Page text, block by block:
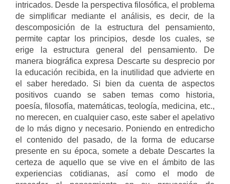
intricados. Desde la perspectiva filosófica, el problema
de simplificar mediante el análisis, es decir, de la
descomposición de la estructura del pensamiento,
permite captar los principios, desde los cuales, se
erige la estructura general del pensamiento. De
manera biográfica expresa Descarte su desprecio por
la educación recibida, en la inutilidad que advierte en
el saber heredado. Si bien da cuenta de aspectos
positivos cuando se saben temas como historia,
poesía, filosofía, matemáticas, teología, medicina, etc.,
no merecen, en cualquier caso, este saber el apelativo
de lo más digno y necesario. Poniendo en entredicho
el contenido del pasado, de la forma de educarse
presente en su época, somete a debate Descartes la
certeza de aquello que se vive en el ámbito de las
experiencias cotidianas, así como el modo de